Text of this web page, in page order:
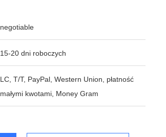
negotiable
15-20 dni roboczych
LC, T/T, PayPal, Western Union, płatność
małymi kwotami, Money Gram